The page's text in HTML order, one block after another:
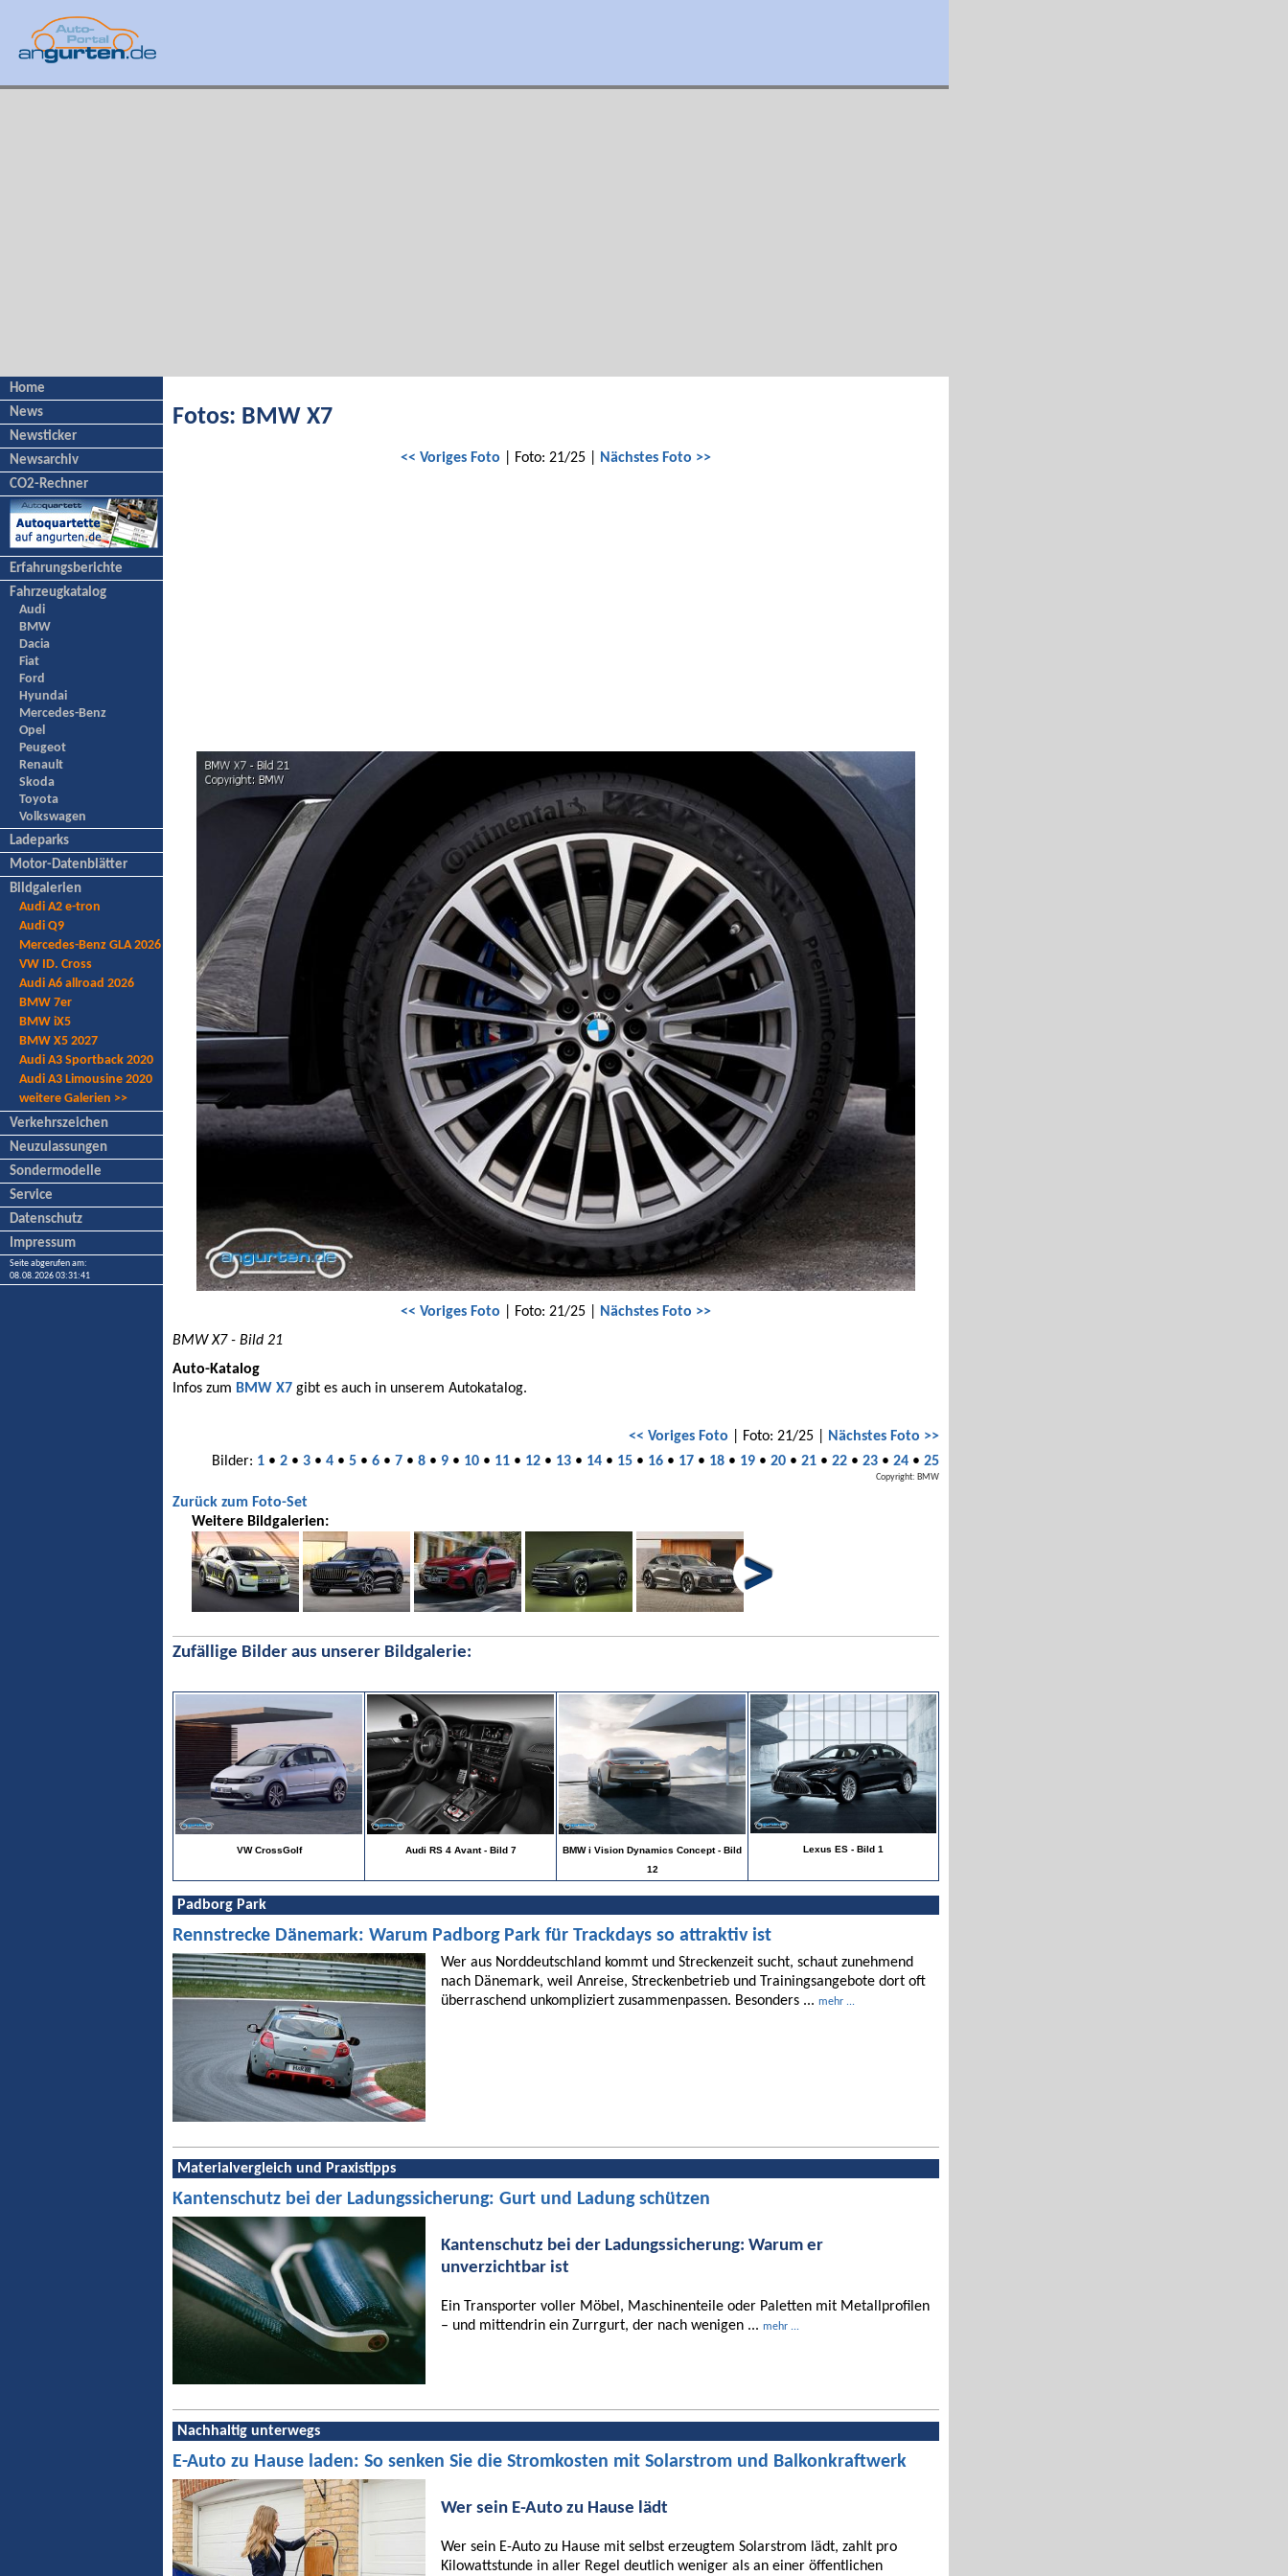
Home
News
Newsticker
Newsarchiv
CO2-Rechner
Erfahrungsberichte
Fahrzeugkatalog
Audi
BMW
Dacia
Fiat
Ford
Hyundai
Mercedes-Benz
Opel
Peugeot
Renault
Skoda
Toyota
Volkswagen
Ladeparks
Motor-Datenblätter
Bildgalerien
Audi A2 e-tron
Audi Q9
Mercedes-Benz GLA 2026
VW ID. Cross
Audi A6 allroad 2026
BMW 7er
BMW iX5
BMW X5 2027
Audi A3 Sportback 2020
Audi A3 Limousine 2020
weitere Galerien >>
Verkehrszeichen
Neuzulassungen
Sondermodelle
Service
Datenschutz
Impressum
Seite abgerufen am:
08.08.2026 03:31:41
Fotos: BMW X7
<< Voriges Foto | Foto: 21/25 | Nächstes Foto >>
<< Voriges Foto | Foto: 21/25 |
Nächstes Foto >>
BMW X7 - Bild 21
Auto-Katalog
Infos zum BMW X7 gibt es auch in unserem Autokatalog.
<< Voriges Foto | Foto: 21/25 |
Nächstes Foto >>
Bilder: 1 • 2 • 3 • 4 • 5 • 6 • 7 • 8 • 9 • 10 • 11 • 12 • 13 • 14 • 15 • 16 • 17 • 18 • 19 • 20 • 21 • 22 • 23 • 24 • 25
Copyright: BMW
Zurück zum Foto-Set
Weitere Bildgalerien:
Zufällige Bilder aus unserer Bildgalerie:
VW CrossGolf Audi RS 4 Avant - Bild 7
BMW i Vision Dynamics Concept - Bild
12
Lexus ES - Bild 1
Padborg Park
Rennstrecke Dänemark: Warum Padborg Park für Trackdays so attraktiv ist
Wer aus Norddeutschland kommt und Streckenzeit sucht, schaut zunehmend
nach Dänemark, weil Anreise, Streckenbetrieb und Trainingsangebote dort oft
überraschend unkompliziert zusammenpassen. Besonders ... mehr ...
Materialvergleich und Praxistipps
Kantenschutz bei der Ladungssicherung: Gurt und Ladung schützen
Kantenschutz bei der Ladungssicherung: Warum er
unverzichtbar ist
Ein Transporter voller Möbel, Maschinenteile oder Paletten mit Metallprofilen
– und mittendrin ein Zurrgurt, der nach wenigen ... mehr ...
Nachhaltig unterwegs
E-Auto zu Hause laden: So senken Sie die Stromkosten mit Solarstrom und Balkonkraftwerk
Wer sein E-Auto zu Hause lädt
Wer sein E-Auto zu Hause mit selbst erzeugtem Solarstrom lädt, zahlt pro
Kilowattstunde in aller Regel deutlich weniger als an einer öffentlichen